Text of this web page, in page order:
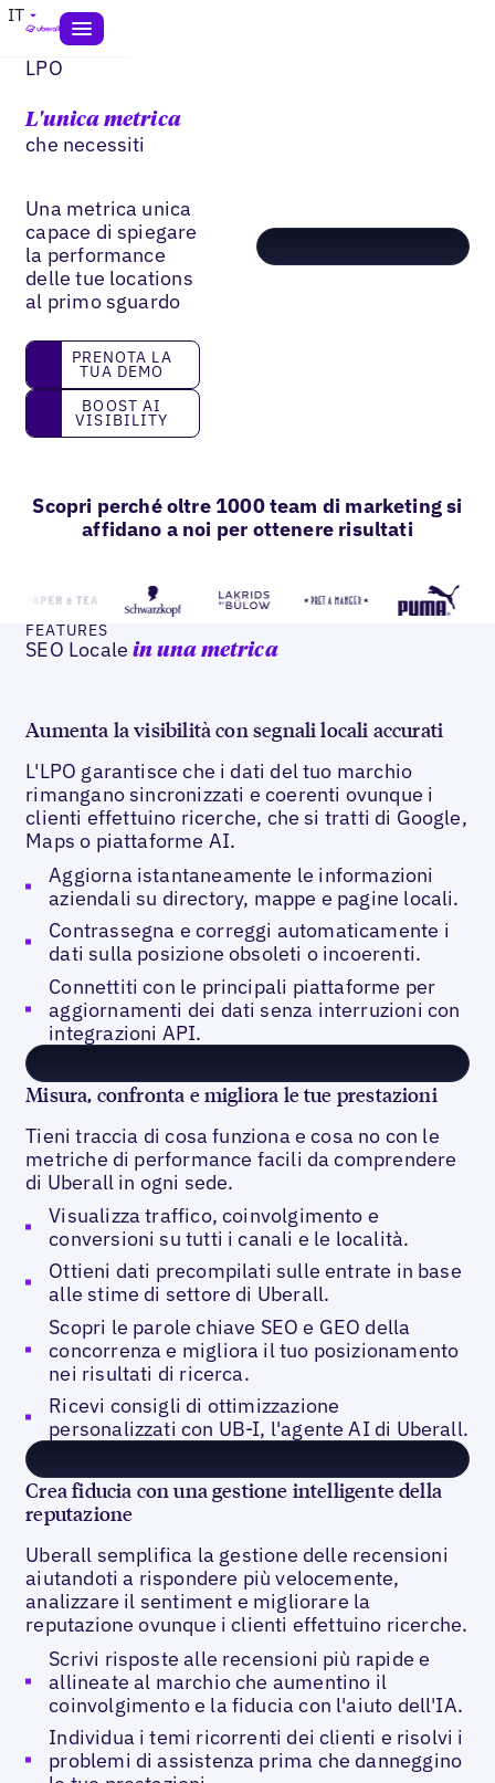
IT
LPO
L'unica metrica
che necessiti
Una metrica unica
capace di spiegare
la performance
delle tue locations
al primo sguardo
Prenota la tua demo
PRENOTA LA
TUA DEMO
Boost AI Visibility
BOOST AI
VISIBILITY
Scopri perché oltre 1000 team di marketing si
affidano a noi per ottenere risultati
FEATURES
SEO Localein una metrica
Aumenta la visibilità con segnali locali accurati
L'LPO garantisce che i dati del tuo marchio
rimangano sincronizzati e coerenti ovunque i
clienti effettuino ricerche, che si tratti di Google,
Maps o piattaforme AI.
Aggiorna istantaneamente le informazioni
aziendali su directory, mappe e pagine locali.
Contrassegna e correggi automaticamente i
dati sulla posizione obsoleti o incoerenti.
Connettiti con le principali piattaforme per
aggiornamenti dei dati senza interruzioni con
integrazioni API.
Misura, confronta e migliora le tue prestazioni
Tieni traccia di cosa funziona e cosa no con le
metriche di performance facili da comprendere
di Uberall in ogni sede.
Visualizza traffico, coinvolgimento e
conversioni su tutti i canali e le località.
Ottieni dati precompilati sulle entrate in base
alle stime di settore di Uberall.
Scopri le parole chiave SEO e GEO della
concorrenza e migliora il tuo posizionamento
nei risultati di ricerca.
Ricevi consigli di ottimizzazione
personalizzati con UB-I, l'agente AI di Uberall.
Crea fiducia con una gestione intelligente della
reputazione
Uberall semplifica la gestione delle recensioni
aiutandoti a rispondere più velocemente,
analizzare il sentiment e migliorare la
reputazione ovunque i clienti effettuino ricerche.
Scrivi risposte alle recensioni più rapide e
allineate al marchio che aumentino il
coinvolgimento e la fiducia con l'aiuto dell'IA.
Individua i temi ricorrenti dei clienti e risolvi i
problemi di assistenza prima che danneggino